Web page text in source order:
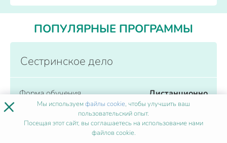
ПОПУЛЯРНЫЕ ПРОГРАММЫ
Сестринское дело
Форма обучения
Дистанционно
Количество часов
от 36
Начало обучения
× Мы используемфайлы cookie, чтобы улучшить ваш
пользовательский опыт.
Посещая этот сайт, вы соглашаетесь на использование нами
файлов cookie.